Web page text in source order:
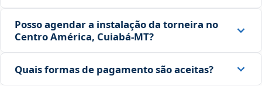
Posso agendar a instalação da torneira no
Centro América, Cuiabá‑MT?
Quais formas de pagamento são aceitas?